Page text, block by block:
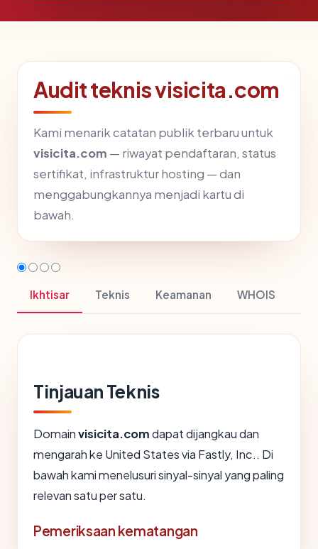
Audit teknis visicita.com
Kami menarik catatan publik terbaru untuk
visicita.com — riwayat pendaftaran, status
sertifikat, infrastruktur hosting — dan
menggabungkannya menjadi kartu di
bawah.
Ikhtisar Teknis Keamanan WHOIS
Tinjauan Teknis
Domainvisicita.comdapat dijangkau dan
mengarah ke United States via Fastly, Inc.. Di
bawah kami menelusuri sinyal-sinyal yang paling
relevan satu per satu.
Pemeriksaan kematangan